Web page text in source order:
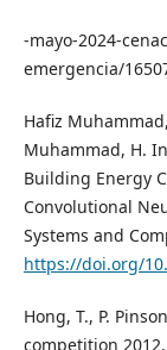
-mayo-2024-
emergencia/
Hafiz
Muhammad, H.
Building Energy
Convolutional
Systems and
https://doi.org/
Hong, T., P.
competition